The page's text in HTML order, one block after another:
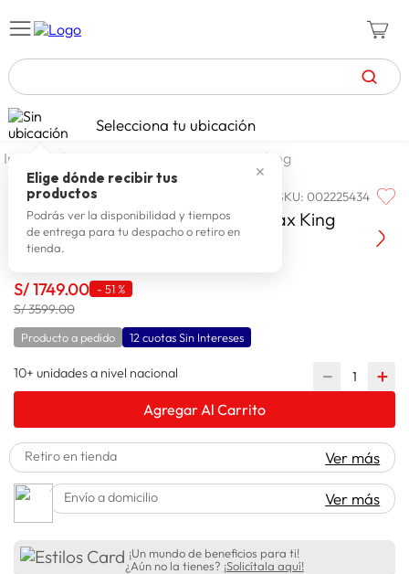
TÉRMINOS MÁS BUSCADOS
1. zapatillas mujer
2. zapatillas hombre
3. celulares
4. zapatillas
6. tv
7. spiderman
8 laptop
10. adidas
Selecciona tu ubicación
✕
Elige dónde recibir tus
productos
Podrás ver la disponibilidad y tiempos
de entrega para tu despacho o retiro en
tienda.
dormitorio camas king
PARAISO SKU:002225434
Paraiso Cama Europea Pocket Max King
S/1749.00 - 51 %
S/ 3599.00
Producto a pedido 12 cuotas Sin Intereses
10+ unidades a nivel nacional ＋
－
Agregar Al Carrito
Retiro en tienda Ver más
Envío a domicilio Ver más
¡Un mundo de beneficios para ti!
¿Aún no la tienes? ¡Solicítala aquí!